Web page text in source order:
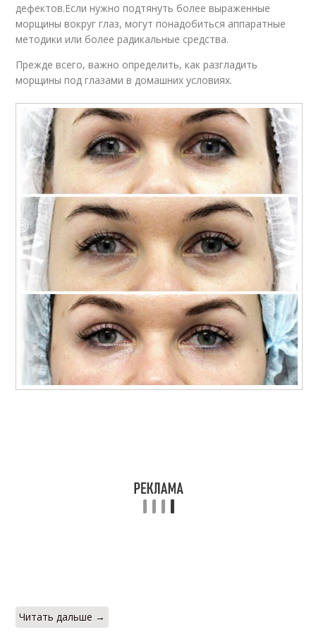
дефектов.Если нужно подтянуть более выраженные
морщины вокруг глаз, могут понадобиться аппаратные
методики или более радикальные средства.
Прежде всего, важно определить, как разгладить
морщины под глазами в домашних условиях.
Читать дальше →